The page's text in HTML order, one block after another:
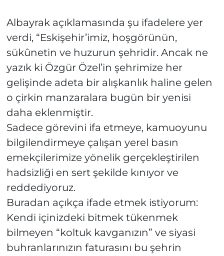
Albayrak açıklamasında şu ifadelere yer
verdi, “Eskişehir’imiz, hoşgörünün,
sükûnetin ve huzurun şehridir. Ancak ne
yazık ki Özgür Özel’in şehrimize her
gelişinde adeta bir alışkanlık haline gelen
o çirkin manzaralara bugün bir yenisi
daha eklenmiştir.
Sadece görevini ifa etmeye, kamuoyunu
bilgilendirmeye çalışan yerel basın
emekçilerimize yönelik gerçekleştirilen
hadsizliği en sert şekilde kınıyor ve
reddediyoruz.
Buradan açıkça ifade etmek istiyorum:
Kendi içinizdeki bitmek tükenmek
bilmeyen “koltuk kavganızın” ve siyasi
buhranlarınızın faturasını bu şehrin